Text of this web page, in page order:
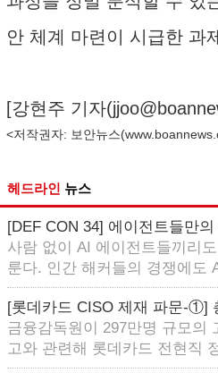
안 체계 마련이 시급한 과
[강현주 기자(
<저작권자: 보안뉴스(
헤드라인 뉴스
[DEF CON 34] 에이전트들만
사람 없이 AI 에이전트들끼리
룬다. 인간 해커들의 경쟁에도
[롯데카드 CISO 제재 파문-①]
금융감독원이 297만명 규모의
고와 관련해 롯데카드 전현직